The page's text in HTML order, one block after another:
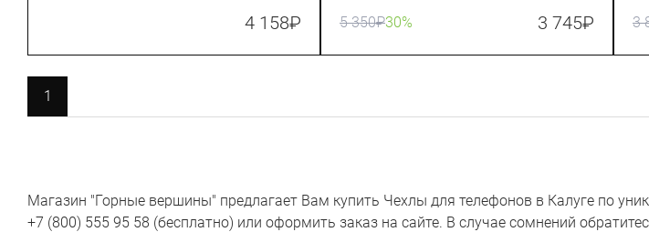
водонепронициаемый, 6" ( TT9840B)
4 158₽
водонепронициаемый
5 350₽30% 3 745₽ 3
1
Магазин "Горные вершины" предлагает Вам купить Чехлы для телефонов в Калуге по
+7 (800) 555 95 58 (бесплатно) или оформить заказ на сайте. В случае сомнений